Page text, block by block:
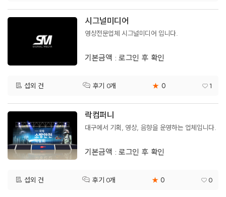
시그널미디어
영상전문업체 시그널미디어 입니다.
기본금액 : 로그인 후 확인
섭외 건 후기 0개 ★ 0 1
락컴퍼니
대구에서 기획, 영상, 음향을 운영하는 업체입니다.
기본금액 : 로그인 후 확인
섭외 건 후기 0개 ★ 0 0